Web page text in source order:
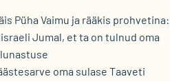
Püha Vaimu ja rääkis prohvetina:
Jumal, et ta on tulnud oma
oma sulase Taaveti